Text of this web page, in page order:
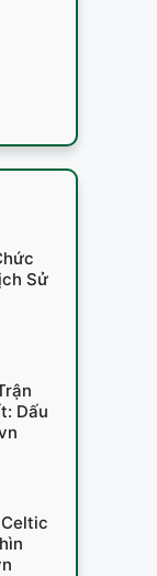
Sử
Dấu